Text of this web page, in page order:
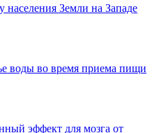
населения Земли на Западе
воды во время приема пищи
эффект для мозга от